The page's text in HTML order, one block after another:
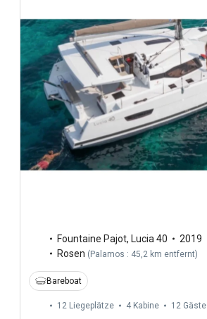
Fountaine Pajot, Lucia 40
2019
Rosen (Palamos : 45,2 km entfernt)
Bareboat
12 Liegeplätze 4 Kabine 12 Gäste